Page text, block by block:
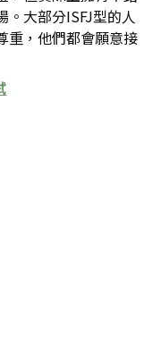
大部分ISFJ型的人
重，他們都會願意接